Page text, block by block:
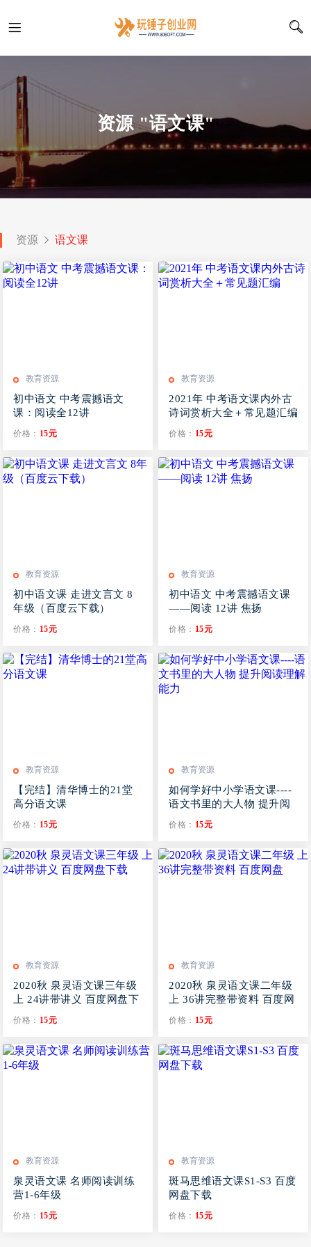
资源 "语文课"
资源 语文课
教育资源
初中语文 中考震撼语文
课：阅读全12讲
价格： 15元
教育资源
2021年 中考语文课内外古
诗词赏析大全＋常见题汇编
价格： 15元
教育资源
初中语文课 走进文言文 8
年级（百度云下载）
价格： 15元
教育资源
初中语文 中考震撼语文课
——阅读 12讲 焦扬
价格： 15元
教育资源
【完结】清华博士的21堂
高分语文课
价格： 15元
教育资源
如何学好中小学语文课----
语文书里的大人物 提升阅
价格： 15元
教育资源
2020秋 泉灵语文课三年级
上 24讲带讲义 百度网盘下
价格： 15元
教育资源
2020秋 泉灵语文课二年级
上 36讲完整带资料 百度网
价格： 15元
教育资源
泉灵语文课 名师阅读训练
营1-6年级
价格： 15元
教育资源
斑马思维语文课S1-S3 百度
网盘下载
价格： 15元